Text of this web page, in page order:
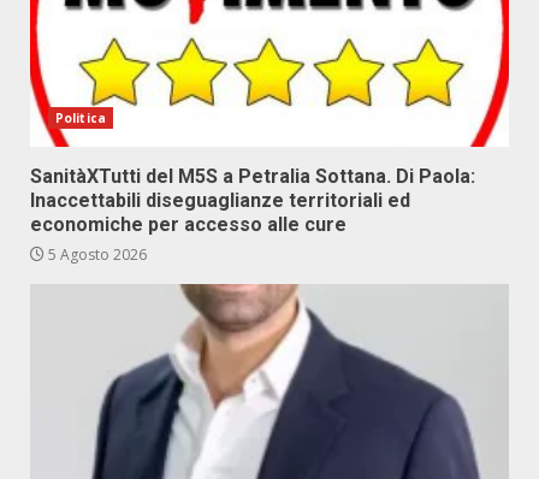
Politica
SanitàXTutti del M5S a Petralia Sottana. Di Paola:
Inaccettabili diseguaglianze territoriali ed
economiche per accesso alle cure
5 Agosto 2026